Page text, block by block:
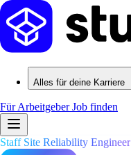
Alles für deine Karriere
Für ArbeitgeberJob finden
Staff Site Reliability Engineer